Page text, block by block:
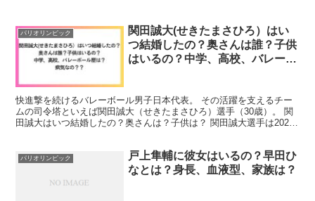
パリオリンピック
関田誠大(せきたまさひろ）はい
つ結婚したの？奥さんは誰？子供
はいるの？中学、高校、バレーボ
快進撃を続けるバレーボール男子日本代表。 その活躍を支えるチー
ムの司令塔といえば関田誠大（せきたまさひろ）選手（30歳）。 関
田誠大はいつ結婚したの？奥さんは？子供は？ 関田誠大選手は2022
パリオリンピック
戸上隼輔に彼女はいるの？早田ひ
なとは？身長、血液型、家族は？